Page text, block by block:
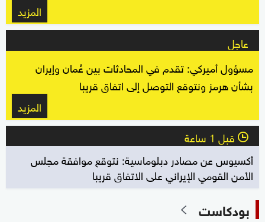
المزيد
عاجل
مسؤول أميركي: تقدم في المحادثات بين عُمان وإيران
بشأن هرمز ونتوقع التوصل إلى اتفاق قريبا
المزيد
l قبل 1 ساعة
أكسيوس عن مصادر دبلوماسية: نتوقع موافقة مجلس
الأمن القومي الإيراني على الاتفاق قريبا
بودكاست